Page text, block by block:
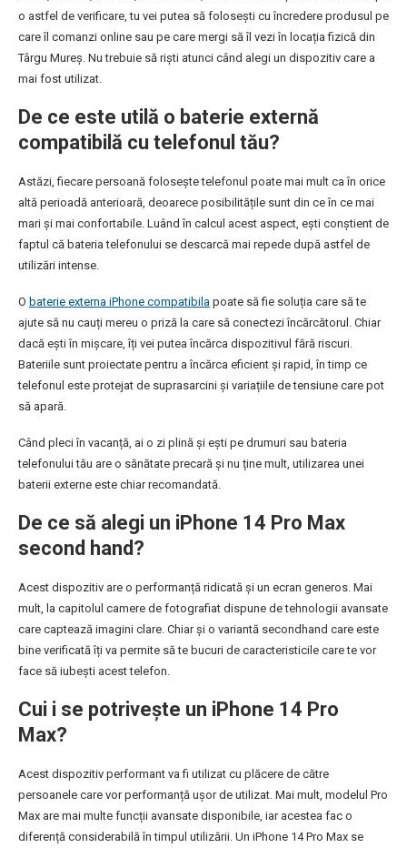
o astfel de verificare, tu vei putea să folosești cu încredere produsul pe
care îl comanzi online sau pe care mergi să îl vezi în locația fizică din
Târgu Mureș. Nu trebuie să riști atunci când alegi un dispozitiv care a
mai fost utilizat.
De ce este utilă o baterie externă
compatibilă cu telefonul tău?
Astăzi, fiecare persoană folosește telefonul poate mai mult ca în orice
altă perioadă anterioară, deoarece posibilitățile sunt din ce în ce mai
mari și mai confortabile. Luând în calcul acest aspect, ești conștient de
faptul că bateria telefonului se descarcă mai repede după astfel de
utilizări intense.
O baterie externa iPhone compatibila poate să fie soluția care să te
ajute să nu cauți mereu o priză la care să conectezi încărcătorul. Chiar
dacă ești în mișcare, îți vei putea încărca dispozitivul fără riscuri.
Bateriile sunt proiectate pentru a încărca eficient și rapid, în timp ce
telefonul este protejat de suprasarcini și variațiile de tensiune care pot
să apară.
Când pleci în vacanță, ai o zi plină și ești pe drumuri sau bateria
telefonului tău are o sănătate precară și nu ține mult, utilizarea unei
baterii externe este chiar recomandată.
De ce să alegi un iPhone 14 Pro Max
second hand?
Acest dispozitiv are o performanță ridicată și un ecran generos. Mai
mult, la capitolul camere de fotografiat dispune de tehnologii avansate
care captează imagini clare. Chiar și o variantă secondhand care este
bine verificată îți va permite să te bucuri de caracteristicile care te vor
face să iubești acest telefon.
Cui i se potrivește un iPhone 14 Pro
Max?
Acest dispozitiv performant va fi utilizat cu plăcere de către
persoanele care vor performanță ușor de utilizat. Mai mult, modelul Pro
Max are mai multe funcții avansate disponibile, iar acestea fac o
diferență considerabilă în timpul utilizării. Un iPhone 14 Pro Max se